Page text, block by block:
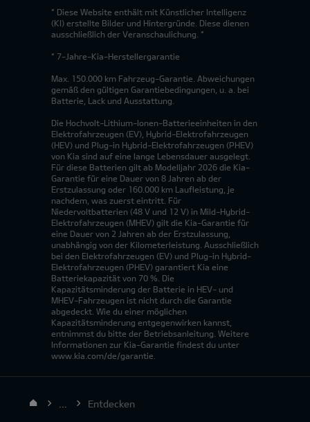
* Diese Website enthält mit Künstlicher Intelligenz
(KI) erstellte Bilder und Hintergründe. Diese dienen
ausschließlich der Veranschaulichung. *
* 7-Jahre-Kia-Herstellergarantie
Max. 150.000 km Fahrzeug-Garantie. Abweichungen
gemäß den gültigen Garantiebedingungen, u. a. bei
Batterie, Lack und Ausstattung.
Die Hochvolt-Lithium-Ionen-Batterieeinheiten in den
Elektrofahrzeugen (EV), Hybrid-Elektrofahrzeugen
(HEV) und Plug-in Hybrid-Elektrofahrzeugen (PHEV)
von Kia sind auf eine lange Lebensdauer ausgelegt.
Für diese Batterien gilt ab Modelljahr 2026 die Kia-
Garantie für eine Dauer von 8 Jahren ab der
Erstzulassung oder 160.000 km Laufleistung, je
nachdem, was zuerst eintritt. Für
Niedervoltbatterien (48 V und 12 V) in Mild-Hybrid-
Elektrofahrzeugen (MHEV) gilt die Kia-Garantie für
eine Dauer von 2 Jahren ab der Erstzulassung,
unabhängig von der Kilometerleistung. Ausschließlich
bei den Elektrofahrzeugen (EV) und Plug-in Hybrid-
Elektrofahrzeugen (PHEV) garantiert Kia eine
Batteriekapazität von 70 %. Die
Kapazitätsminderung der Batterie in HEV- und
MHEV-Fahrzeugen ist nicht durch die Garantie
abgedeckt. Wie du einer möglichen
Kapazitätsminderung entgegenwirken kannst,
entnimmst du bitte der Betriebsanleitung. Weitere
Informationen zur Kia-Garantie findest du unter
www.kia.com/de/garantie.
Entdecken